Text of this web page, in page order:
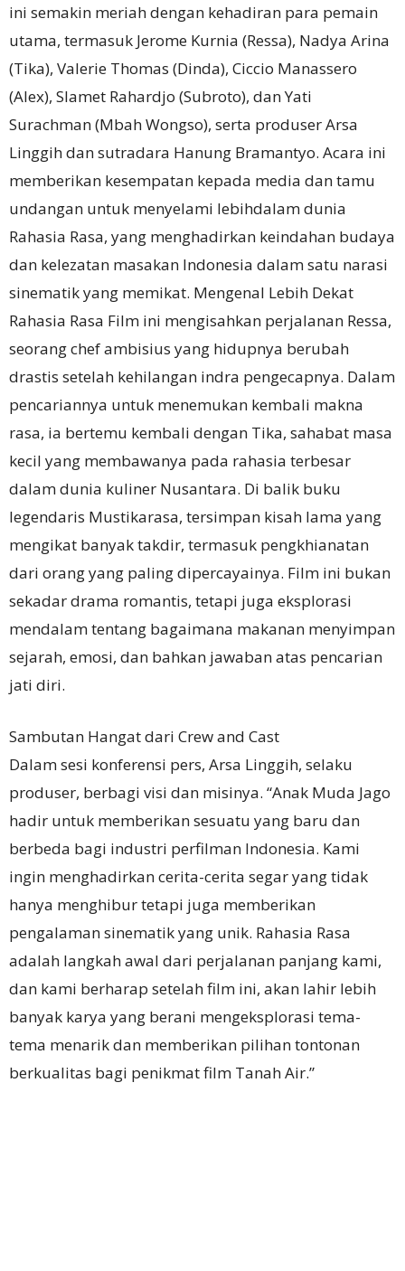
ini semakin meriah dengan kehadiran para pemain
utama, termasuk Jerome Kurnia (Ressa), Nadya Arina
(Tika), Valerie Thomas (Dinda), Ciccio Manassero
(Alex), Slamet Rahardjo (Subroto), dan Yati
Surachman (Mbah Wongso), serta produser Arsa
Linggih dan sutradara Hanung Bramantyo. Acara ini
memberikan kesempatan kepada media dan tamu
undangan untuk menyelami lebihdalam dunia
Rahasia Rasa, yang menghadirkan keindahan budaya
dan kelezatan masakan Indonesia dalam satu narasi
sinematik yang memikat. Mengenal Lebih Dekat
Rahasia Rasa Film ini mengisahkan perjalanan Ressa,
seorang chef ambisius yang hidupnya berubah
drastis setelah kehilangan indra pengecapnya. Dalam
pencariannya untuk menemukan kembali makna
rasa, ia bertemu kembali dengan Tika, sahabat masa
kecil yang membawanya pada rahasia terbesar
dalam dunia kuliner Nusantara. Di balik buku
legendaris Mustikarasa, tersimpan kisah lama yang
mengikat banyak takdir, termasuk pengkhianatan
dari orang yang paling dipercayainya. Film ini bukan
sekadar drama romantis, tetapi juga eksplorasi
mendalam tentang bagaimana makanan menyimpan
sejarah, emosi, dan bahkan jawaban atas pencarian
jati diri.
Sambutan Hangat dari Crew and Cast
Dalam sesi konferensi pers, Arsa Linggih, selaku
produser, berbagi visi dan misinya. “Anak Muda Jago
hadir untuk memberikan sesuatu yang baru dan
berbeda bagi industri perfilman Indonesia. Kami
ingin menghadirkan cerita-cerita segar yang tidak
hanya menghibur tetapi juga memberikan
pengalaman sinematik yang unik. Rahasia Rasa
adalah langkah awal dari perjalanan panjang kami,
dan kami berharap setelah film ini, akan lahir lebih
banyak karya yang berani mengeksplorasi tema-
tema menarik dan memberikan pilihan tontonan
berkualitas bagi penikmat film Tanah Air.”